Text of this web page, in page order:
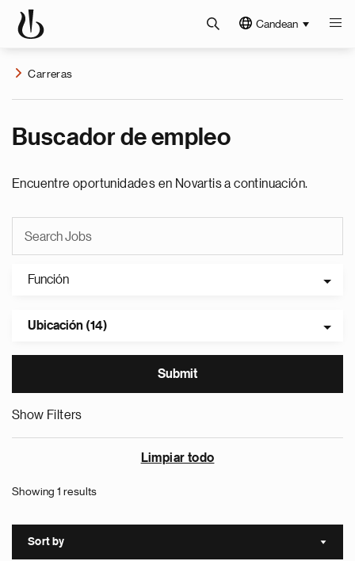
Candean
Carreras
Buscador de empleo
Encuentre oportunidades en Novartis a continuación.
Función
Ubicación (14)
Show Filters
Limpiar todo
Showing 1 results
Sort by Sort